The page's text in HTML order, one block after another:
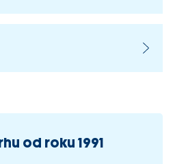
od roku 1991